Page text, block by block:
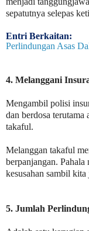
sepatutnya selepas
Entri Berkaitan:
Perlindungan Asas
4. Melanggani
Mengambil polisi
dan berdosa
takaful.
Melanggan takaful
berpanjangan. Pahala
kesusahan sambil
5. Jumlah